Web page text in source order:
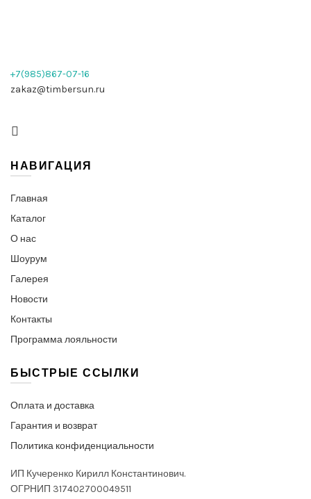
+7(985)867-07-16
zakaz@timbersun.ru
НАВИГАЦИЯ
Главная
Каталог
О нас
Шоурум
Галерея
Новости
Контакты
Программа лояльности
БЫСТРЫЕ ССЫЛКИ
Оплата и доставка
Гарантия и возврат
Политика конфиденциальности
ИП Кучеренко Кирилл Константинович.
ОГРНИП 317402700049511